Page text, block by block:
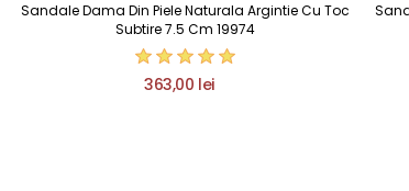
Sandale Dama Din Piele Naturala Argintie Cu Toc
Subtire 7.5 Cm 19974
363,00 lei